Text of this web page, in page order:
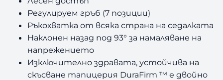
Регулируем гръб (7 позиции)
Ръкохватка от всяка страна на седалката
Наклонен назад под 93° за намаляване на
напрежението
Изключително здравата, устойчива на
скъсване тапицерия DuraFirm ™ е двойно